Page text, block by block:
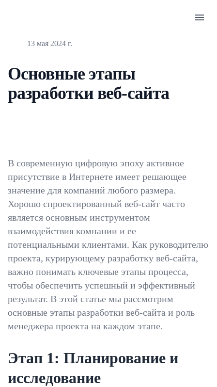
menu
Опубликовано
13 мая 2024 г.
Основные этапы
разработки веб-сайта
В современную цифровую эпоху активное
присутствие в Интернете имеет решающее
значение для компаний любого размера.
Хорошо спроектированный веб-сайт часто
является основным инструментом
взаимодействия компании и ее
потенциальными клиентами. Как руководителю
проекта, курирующему разработку веб-сайта,
важно понимать ключевые этапы процесса,
чтобы обеспечить успешный и эффективный
результат. В этой статье мы рассмотрим
основные этапы разработки веб-сайта и роль
менеджера проекта на каждом этапе.
Этап 1: Планирование и
исследование